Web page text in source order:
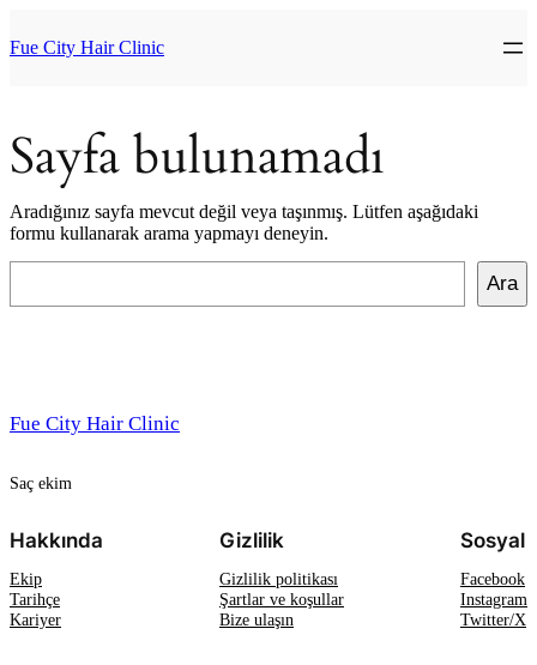
geç
Fue City Hair Clinic
Sayfa bulunamadı
Aradığınız sayfa mevcut değil veya taşınmış. Lütfen aşağıdaki
formu kullanarak arama yapmayı deneyin.
Ara
Fue City Hair Clinic
Saç ekim
Hakkında
Ekip
Tarihçe
Kariyer
Gizlilik
Gizlilik politikası
Şartlar ve koşullar
Bize ulaşın
Sosyal
Facebook
Instagram
Twitter/X